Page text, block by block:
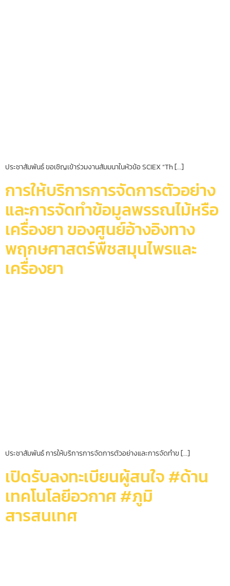
ประชาสัมพันธ์ ขอเชิญเข้าร่วมงานสัมมนาในหัวข้อ SCIEX “Th […]
การให้บริการการจัดการตัวอย่าง
และการจัดทำข้อมูลพรรณไม้หรือ
เครื่องยา ของศูนย์อ้างอิงทาง
พฤกษศาสตร์พืชสมุนไพรและ
เครื่องยา
ประชาสัมพันธ์ การให้บริการการจัดการตัวอย่างและการจัดทำข […]
เปิดรับลงทะเบียนผู้สนใจ #ด้าน
เทคโนโลยีอวกาศ #ภูมิ
สารสนเทศ